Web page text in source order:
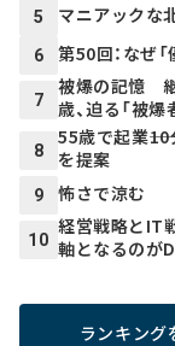
5 マニアックな
6 第50回：なぜ
7
被爆の記憶
歳、迫る「被爆
8
55歳で起業
を提案
9 怖さで涼む
10
経営戦略とIT
軸となるのが
ランキング